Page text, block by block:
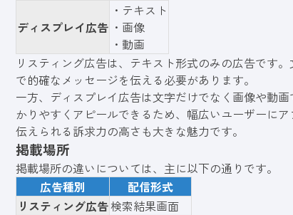
ディスプレイ広告
・テキスト
・画像
・動画
リスティング広告は、テキスト形式のみの広告です
で的確なメッセージを伝える必要があります。
一方、ディスプレイ広告は文字だけでなく画像や動
かりやすくアピールできるため、幅広いユーザーに
伝えられる訴求力の高さも大きな魅力です。
掲載場所
掲載場所の違いについては、主に以下の通りです。
広告種別
配信形式
リスティング広告検索結果画面